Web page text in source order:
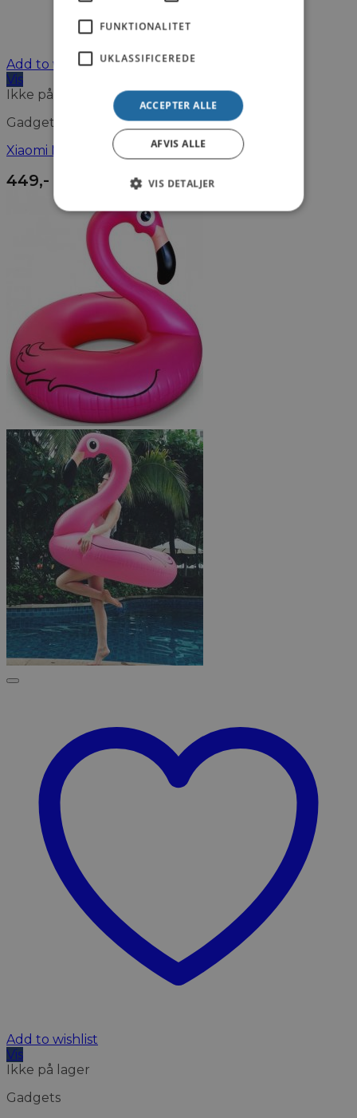
Add to wishlist
Vis
Ikke på lager
Gadgets
Xiaomi Mi Transportabel Fotoprinter
449,-
Add to wishlist
Vis
Ikke på lager
Gadgets
FUNKTIONALITET
UKLASSIFICEREDE
ACCEPTER ALLE
AFVIS ALLE
VIS DETALJER